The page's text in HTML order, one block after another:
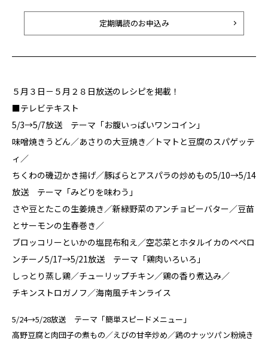
定期購読のお申込み
５月３日－５月２８日放送のレシピを掲載！
■テレビテキスト
5/3→5/7放送 テーマ「お腹いっぱいワンコイン」
味噌焼きうどん／あさりの大豆焼き／トマトと豆腐のスパゲッテ
ィ／
ちくわの磯辺かき揚げ／豚ばらとアスパラの炒めもの5/10→5/14
放送 テーマ「みどりを味わう」
さや豆とたこの生姜焼き／新緑野菜のアンチョビーバター／豆苗
とサーモンの生春巻き／
ブロッコリーといかの塩昆布和え／空芯菜とホタルイカのペペロ
ンチーノ5/17→5/21放送 テーマ「鶏肉いろいろ」
しっとり蒸し鶏／チューリップチキン／鶏の香り煮込み／
チキンストロガノフ／海南風チキンライス
5/24→5/28放送 テーマ「簡単スピードメニュー」
高野豆腐と肉団子の煮もの／えびの甘辛炒め／鶏のナッツパン粉焼き